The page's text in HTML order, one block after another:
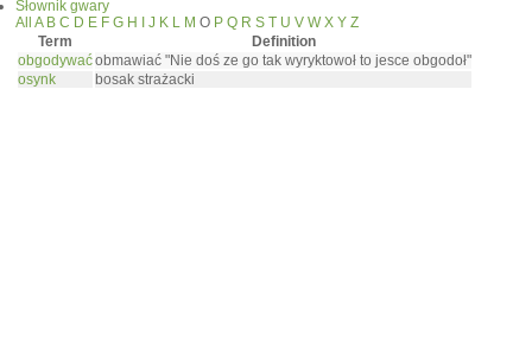
Słownik gwary
All A B C D E F G H J K L M O P Q R S T U V W X Y Z
Term
Definition
obgodywaćobmawiać "Nie doś ze go tak wyryktowoł to jesce obgodoł"
osynk
bosak strażacki